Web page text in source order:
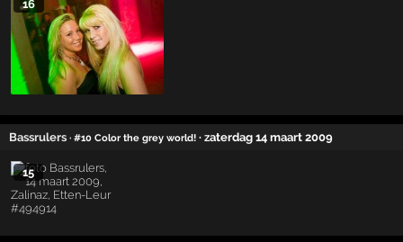
16
Bassrulers · #10 Color the grey world! · zaterdag 14 maart 2009
15